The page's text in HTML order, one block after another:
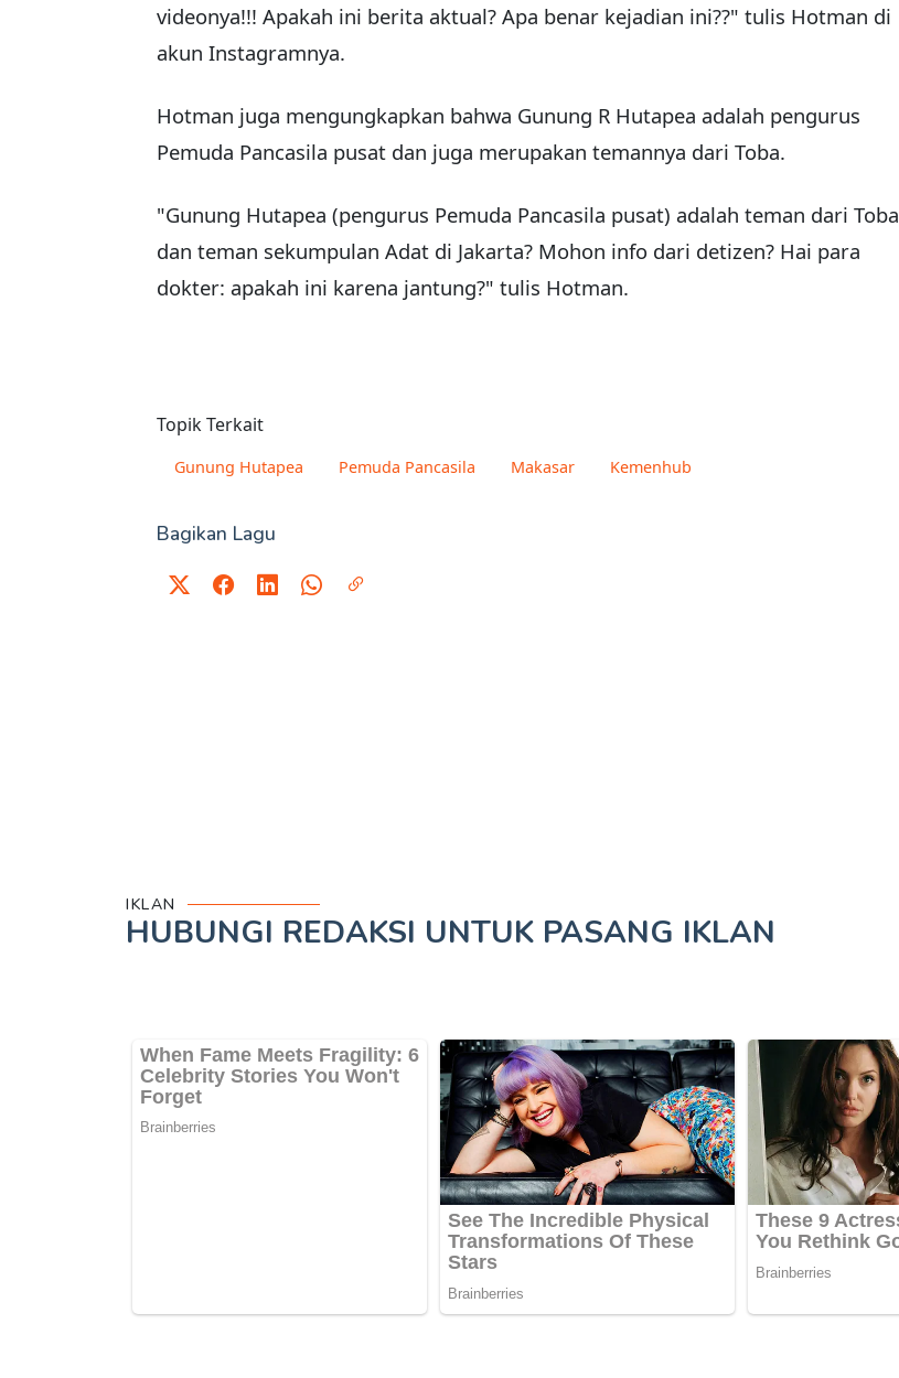
videonya!!! Apakah ini berita aktual? Apa benar kejadian ini??" tulis Hotman di
akun Instagramnya.
Hotman juga mengungkapkan bahwa Gunung R Hutapea adalah pengurus
Pemuda Pancasila pusat dan juga merupakan temannya dari Toba.
"Gunung Hutapea (pengurus Pemuda Pancasila pusat) adalah teman dari Toba
dan teman sekumpulan Adat di Jakarta? Mohon info dari detizen? Hai para
dokter: apakah ini karena jantung?" tulis Hotman.
Topik Terkait
Gunung Hutapea Pemuda Pancasila Makasar Kemenhub
Bagikan Lagu
IKLAN
HUBUNGI REDAKSI UNTUK PASANG IKLAN